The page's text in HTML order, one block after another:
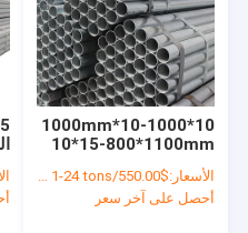
10*10-1000*1000mm
10*15-800*1100mm
SGCC/CGCC/DX51D
أنابيب الفولاذ المغلفة
لنقل الغاز
الأسعار:$550.00/tons 1-24 tons
أحصل على آخر سعر